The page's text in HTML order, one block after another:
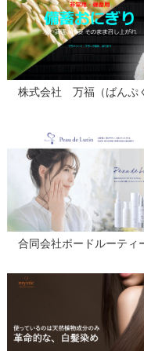
株式会社 万福（ばんぷ
合同会社ポードルーティ